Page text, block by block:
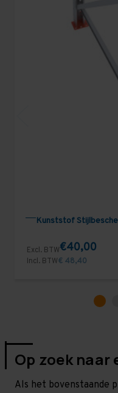
Kunststof
Excl. BTW€40,00
Incl. BTW€ 48,40
Op zoek
Als het bovenstaande